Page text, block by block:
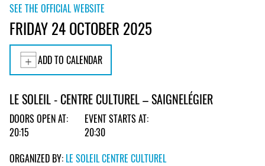
SEE THE OFFICIAL WEBSITE
FRIDAY 24 OCTOBER 2025
ADD TO CALENDAR
LE SOLEIL - CENTRE CULTUREL – SAIGNELÉGIER
DOORS OPEN AT:
20:15
EVENT STARTS AT:
20:30
ORGANIZED BY: LE SOLEIL CENTRE CULTUREL